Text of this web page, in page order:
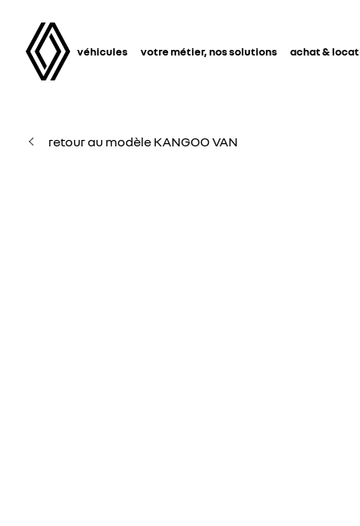
véhicules votre métier, nos solutions achat &
retour au modèle KANGOO VAN